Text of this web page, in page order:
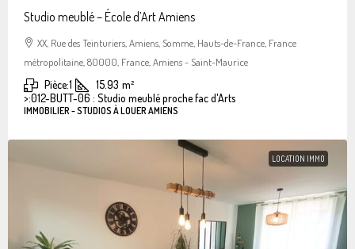
Studio meublé – École d’Art Amiens
XX, Rue des Teinturiers, Amiens, Somme, Hauts-de-France, France
métropolitaine, 80000, France, Amiens - Saint-Maurice
Pièce:1 15.93 m²
>:012-BUTT-06 : Studio meublé proche fac d'Arts
IMMOBILIER - STUDIOS À LOUER AMIENS
LOCATION IMMO